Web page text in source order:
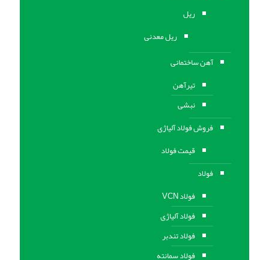
ریل
ریل معدنی
آهن ساختمانی
تیرآهن
نبشی
فروش فولاد آلیاژی
قیمت فولاد
فولاد
فولاد VCN
فولاد آلیاژی
فولاد تندبر
فولاد سمانته